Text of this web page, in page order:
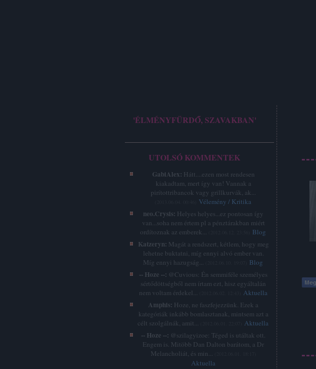
'ÉLMÉNYFÜRDŐ, SZAVAKBAN'
UTOLSÓ KOMMENTEK
GabiAlex: Hátt....ezen most rendesen
kiakadtam, mert így van! Vannak a
pirítottribancok vagy grillkurvák, ak...
Vélemény / Kritika
neo.Crysis: Helyes helyes...ez pontosan így
van...soha nem értem pl a pénztárakban miért
ordítoznak az emberek...
Blog
Katzeryn: Magát a rendszert, kétlem, hogy meg
lehetne buktatni, míg ennyi alvó ember van.
Míg ennyi hazugság...
Blog
-- Hoze --: @Cuvious: Én semmiféle személyes
sértődöttségből nem írtam ezt, hisz egyáltalán
nem voltam érdekel...
Aktuella
Amphis: Hoze, ne faszfejezzünk. Ezek a
kategóriák inkább bomlasztanak, mintsem azt a
célt szolgálnák, amit...
Aktuella
-- Hoze --: @szilagyizoe: Téged is utáltak ott.
Engem is. Mitöbb Dan Dalton barátom, a Dr
Melancholiát, és min...
Aktuella